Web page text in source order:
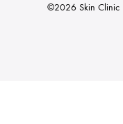
©2026 Skin Clinic